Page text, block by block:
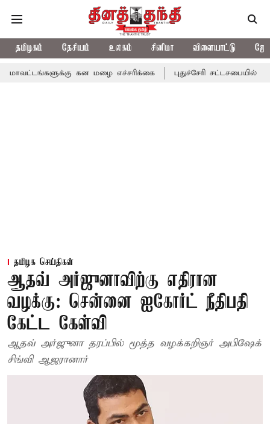
தமிழகம் தேசியம் உலகம் சினிமா விளையாட்டு
கன மழை எச்சரிக்கை புதுச்சேரி சட்டசபையில் வரும் 24ம்
தமிழக செய்திகள்
ஆதவ் அர்ஜுனாவிற்கு எதிரான
வழக்கு: சென்னை ஐகோர்ட் நீதிபதி
கேட்ட கேள்வி
ஆதவ் அர்ஜுனா தரப்பில் மூத்த வழக்கறிஞர் அபிஷேக்
சிங்வி ஆஜரானார்